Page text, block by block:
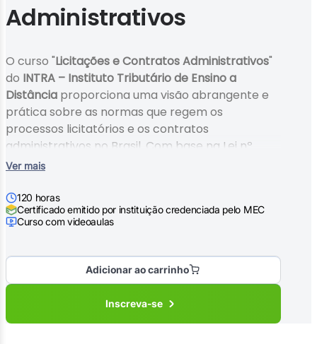
Administrativos
O curso "Licitações e Contratos Administrativos"
do INTRA – Instituto Tributário de Ensino a
Distância proporciona uma visão abrangente e
prática sobre as normas que regem os
processos licitatórios e os contratos
administrativos no Brasil. Com base na Lei nº
14.133/2021, o curso explora os princípios, fases e
de contratação direta e a gestão de contratos,
incluindo as inovações tecnológicas e a matriz de
riscos.
jurídica, o conteúdo destaca exemplos práticos,
casos reais e ferramentas modernas, como o
Portal Nacional de Contratações Públicas. É ideal
para quem busca compreender as atualizações
Ver mais
120 horas
Certificado emitido por instituição credenciada pelo MEC
Curso com videoaulas
Inscreva-se
Adicionar ao carrinho